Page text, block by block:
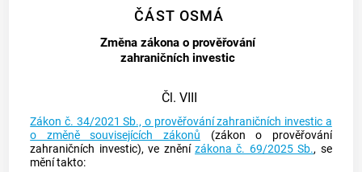
ČÁST OSMÁ
Změna zákona o prověřování
zahraničních investic
Čl. VIII
Zákon č. 34/2021 Sb., o prověřování zahraničních investic a
o změně souvisejících zákonů (zákon o prověřování
zahraničních investic), ve znění zákona č. 69/2025 Sb., se
mění takto: